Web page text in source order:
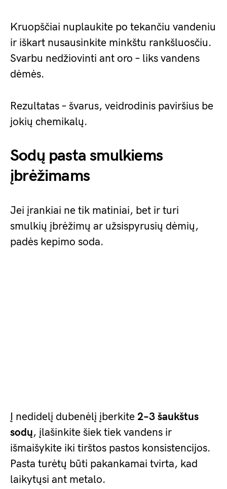
Kruopščiai nuplaukite po tekančiu vandeniu
ir iškart nusausinkite minkštu rankšluosčiu.
Svarbu nedžiovinti ant oro – liks vandens
dėmės.
Rezultatas – švarus, veidrodinis paviršius be
jokių chemikalų.
Sodų pasta smulkiems
įbrėžimams
Jei įrankiai ne tik matiniai, bet ir turi
smulkių įbrėžimų ar užsispyrusių dėmių,
padės kepimo soda.
Į nedidelį dubenėlį įberkite 2–3 šaukštus
sodų, įlašinkite šiek tiek vandens ir
išmaišykite iki tirštos pastos konsistencijos.
Pasta turėtų būti pakankamai tvirta, kad
laikytųsi ant metalo.